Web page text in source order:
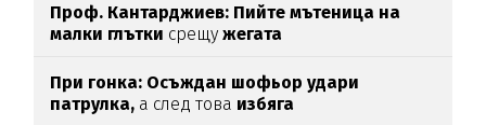
Проф. Кантарджиев: Пийте мътеница на
малки глътки срещу жегата
При гонка: Осъждан шофьор удари
патрулка, а след това избяга